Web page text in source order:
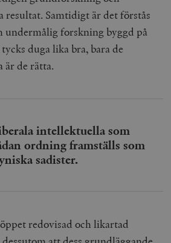
resultat. Samtidigt är det förstås
undermålig forskning byggd på
duga lika bra, bara de
är de rätta.
intellektuella som
ordning framställs som
sadister.
redovisad och likartad